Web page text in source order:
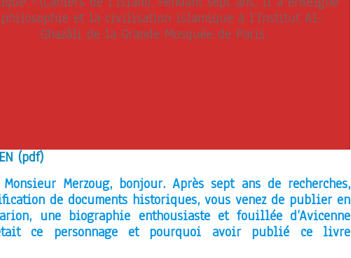
et la civilisation islamique à l’Institut Al-
Ghazâli de la Grande Mosquée de Paris.
EN (pdf)
Merzoug, bonjour. Après sept ans de recherches,
de documents historiques, vous venez de publier en
une biographie enthousiaste et fouillée d’Avicenne
ce personnage et pourquoi avoir publié ce livre